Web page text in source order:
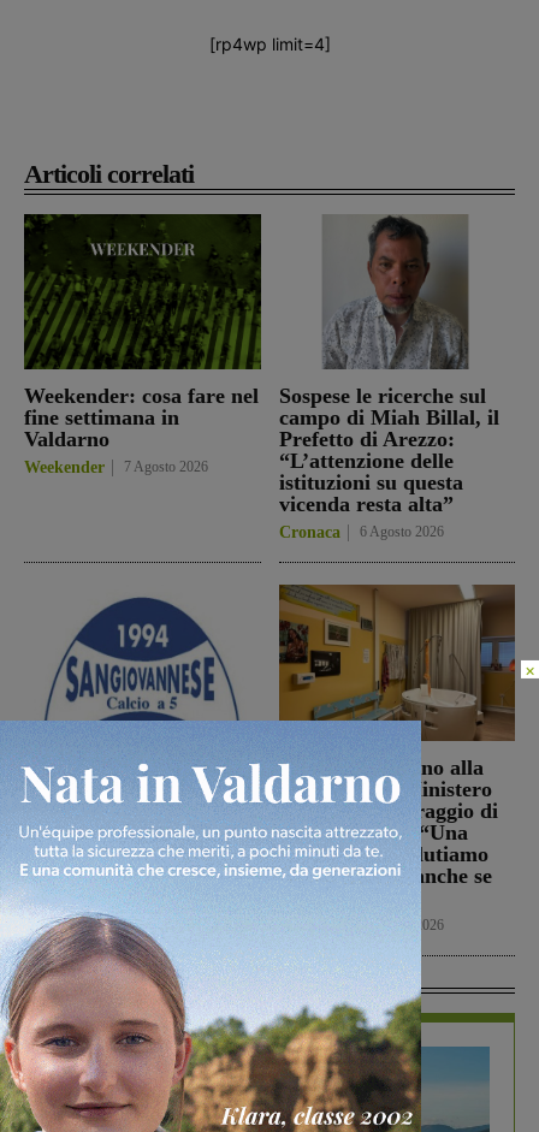
Articoli correlati
Weekender: cosa fare nel
fine settimana in
Valdarno
Weekender 7 Agosto 2026
Sospese le ricerche sul
campo di Miah Billal, il
Prefetto di Arezzo:
“L’attenzione delle
istituzioni su questa
vicenda resta alta”
Cronaca 6 Agosto 2026
La Futsal Sangiovannese
ha scelto la strada della
continuità, appena un
paio i volti nuovi
San Giovanni Valdarno
6 Agosto 2026
Punto Nascita, no alla
deroga ma il Ministero
apre al monitoraggio di
sei mesi. Vadi: “Una
risposta che valutiamo
positivamente anche se
con prudenza”
Cronaca 6 Agosto 2026
In Vetrina
[rp4wp limit=4]
×